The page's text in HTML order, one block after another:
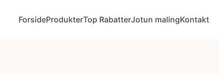
ForsideProdukterTop RabatterJotun malingKontakt